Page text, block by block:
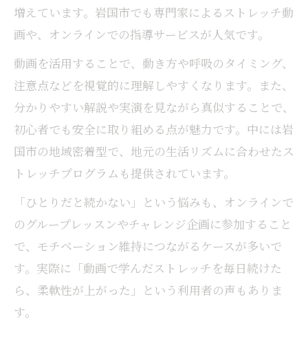
増えています。岩国市でも専門家によるストレッチ動
画や、オンラインでの指導サービスが人気です。
動画を活用することで、動き方や呼吸のタイミング、
注意点などを視覚的に理解しやすくなります。また、
分かりやすい解説や実演を見ながら真似することで、
初心者でも安全に取り組める点が魅力です。中には岩
国市の地域密着型で、地元の生活リズムに合わせたス
トレッチプログラムも提供されています。
「ひとりだと続かない」という悩みも、オンラインで
のグループレッスンやチャレンジ企画に参加すること
で、モチベーション維持につながるケースが多いで
す。実際に「動画で学んだストレッチを毎日続けた
ら、柔軟性が上がった」という利用者の声もありま
す。